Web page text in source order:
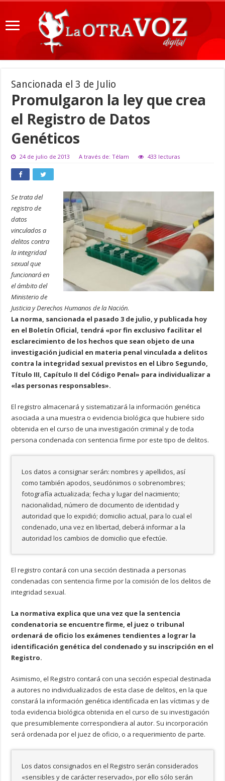
Sancionada el 3 de Julio
Promulgaron la ley que crea
el Registro de Datos
Genéticos
24 de julio de 2013 A través de: Télam 433 lecturas
Se trata del
registro de
datos
vinculados a
delitos contra
la integridad
sexual que
funcionará en
el ámbito del
Ministerio de
Justicia y Derechos Humanos de la Nación.
La norma, sancionada el pasado 3 de julio, y publicada hoy
en el Boletín Oficial, tendrá «por fin exclusivo facilitar el
esclarecimiento de los hechos que sean objeto de una
investigación judicial en materia penal vinculada a delitos
contra la integridad sexual previstos en el Libro Segundo,
Título III, Capítulo II del Código Penal» para individualizar a
«las personas responsables».
El registro almacenará y sistematizará la información genética
asociada a una muestra o evidencia biológica que hubiere sido
obtenida en el curso de una investigación criminal y de toda
persona condenada con sentencia firme por este tipo de delitos.
Los datos a consignar serán: nombres y apellidos, así
como también apodos, seudónimos o sobrenombres;
fotografía actualizada; fecha y lugar del nacimiento;
nacionalidad, número de documento de identidad y
autoridad que lo expidió; domicilio actual, para lo cual el
condenado, una vez en libertad, deberá informar a la
autoridad los cambios de domicilio que efectúe.
El registro contará con una sección destinada a personas
condenadas con sentencia firme por la comisión de los delitos de
integridad sexual.
La normativa explica que una vez que la sentencia
condenatoria se encuentre firme, el juez o tribunal
ordenará de oficio los exámenes tendientes a lograr la
identificación genética del condenado y su inscripción en el
Registro.
Asimismo, el Registro contará con una sección especial destinada
a autores no individualizados de esta clase de delitos, en la que
constará la información genética identificada en las víctimas y de
toda evidencia biológica obtenida en el curso de su investigación
que presumiblemente correspondiera al autor. Su incorporación
será ordenada por el juez de oficio, o a requerimiento de parte.
Los datos consignados en el Registro serán considerados
«sensibles y de carácter reservado», por ello sólo serán